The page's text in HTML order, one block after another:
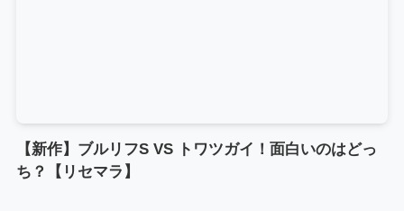
【新作】ブルリフS VS トワツガイ！面白いのはどっ
ち？【リセマラ】